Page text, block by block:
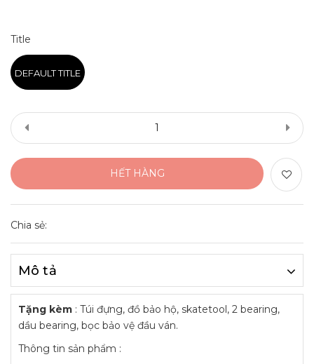
Title
DEFAULT TITLE
HẾT HÀNG
Chia sẻ:
Mô tả
Tặng kèm : Túi đựng, đồ bảo hộ, skatetool, 2 bearing,
dầu bearing, bọc bảo vệ đầu ván.
Thông tin sản phẩm :